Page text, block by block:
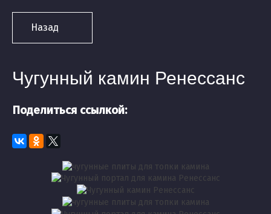
Назад
Чугунный камин Ренессанс
Поделиться ссылкой: